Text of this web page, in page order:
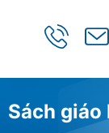
Sách giáo